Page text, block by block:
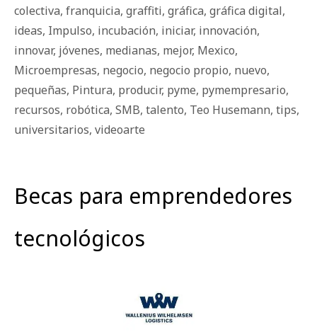
colectiva, franquicia, graffiti, gráfica, gráfica digital,
ideas, Impulso, incubación, iniciar, innovación,
innovar, jóvenes, medianas, mejor, Mexico,
Microempresas, negocio, negocio propio, nuevo,
pequeñas, Pintura, producir, pyme, pymempresario,
recursos, robótica, SMB, talento, Teo Husemann, tips,
universitarios, videoarte
Becas para emprendedores
tecnológicos